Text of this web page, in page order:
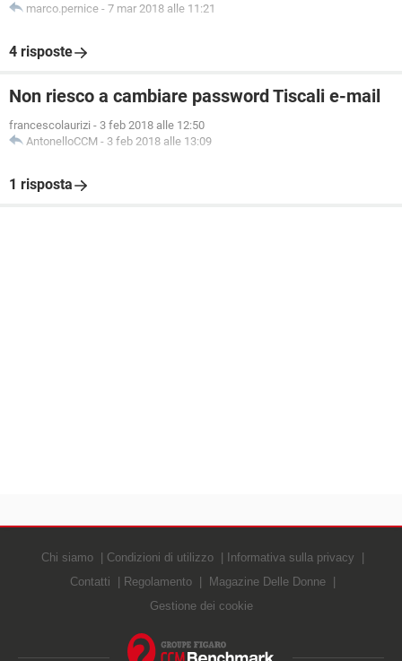
marco.pernice - 7 mar 2018 alle 11:21
4 risposte
Non riesco a cambiare password Tiscali e-mail
francescolaurizi - 3 feb 2018 alle 12:50
AntonelloCCM - 3 feb 2018 alle 13:09
1 risposta
Chi siamo Condizioni di utilizzo
Informativa sulla privacy
Contatti
Regolamento
Magazine Delle Donne
Gestione dei cookie